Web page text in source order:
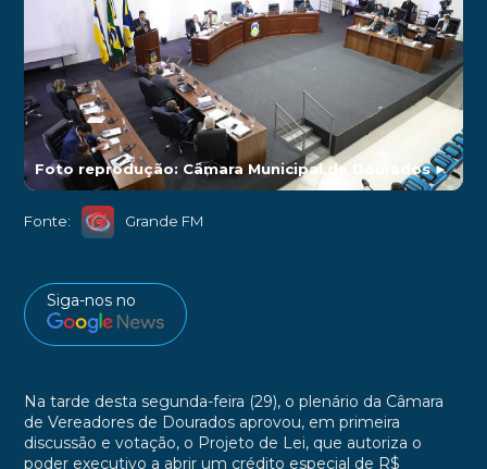
Foto reprodução: Câmara Municipal de Dourados►
Fonte: Grande FM
Siga-nos no
Na tarde desta segunda-feira (29), o plenário da Câmara
de Vereadores de Dourados aprovou, em primeira
discussão e votação, o Projeto de Lei, que autoriza o
poder executivo a abrir um crédito especial de R$